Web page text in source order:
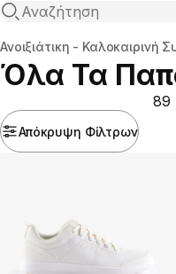
Αναζήτηση
Αρχική σελίδα
Ανοιξιάτικη - Καλοκαιρινή
Όλα Τα
Απόκρυψη Φίλτρων
89